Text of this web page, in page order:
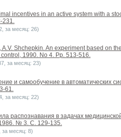
incentives in an active system with a
231.
за месяц: 26)
A.V. Shchepkin. An experiment based on
1990. No 4. Pp. 513-516.
за месяц: 23)
и самообучение в автоматических
61.
за месяц: 22)
распознавания в задачах
№ 3. С. 129-135.
за месяц: 8)